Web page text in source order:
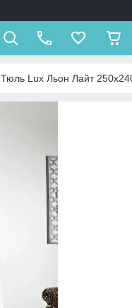
Тюль Lux Льон Лайт